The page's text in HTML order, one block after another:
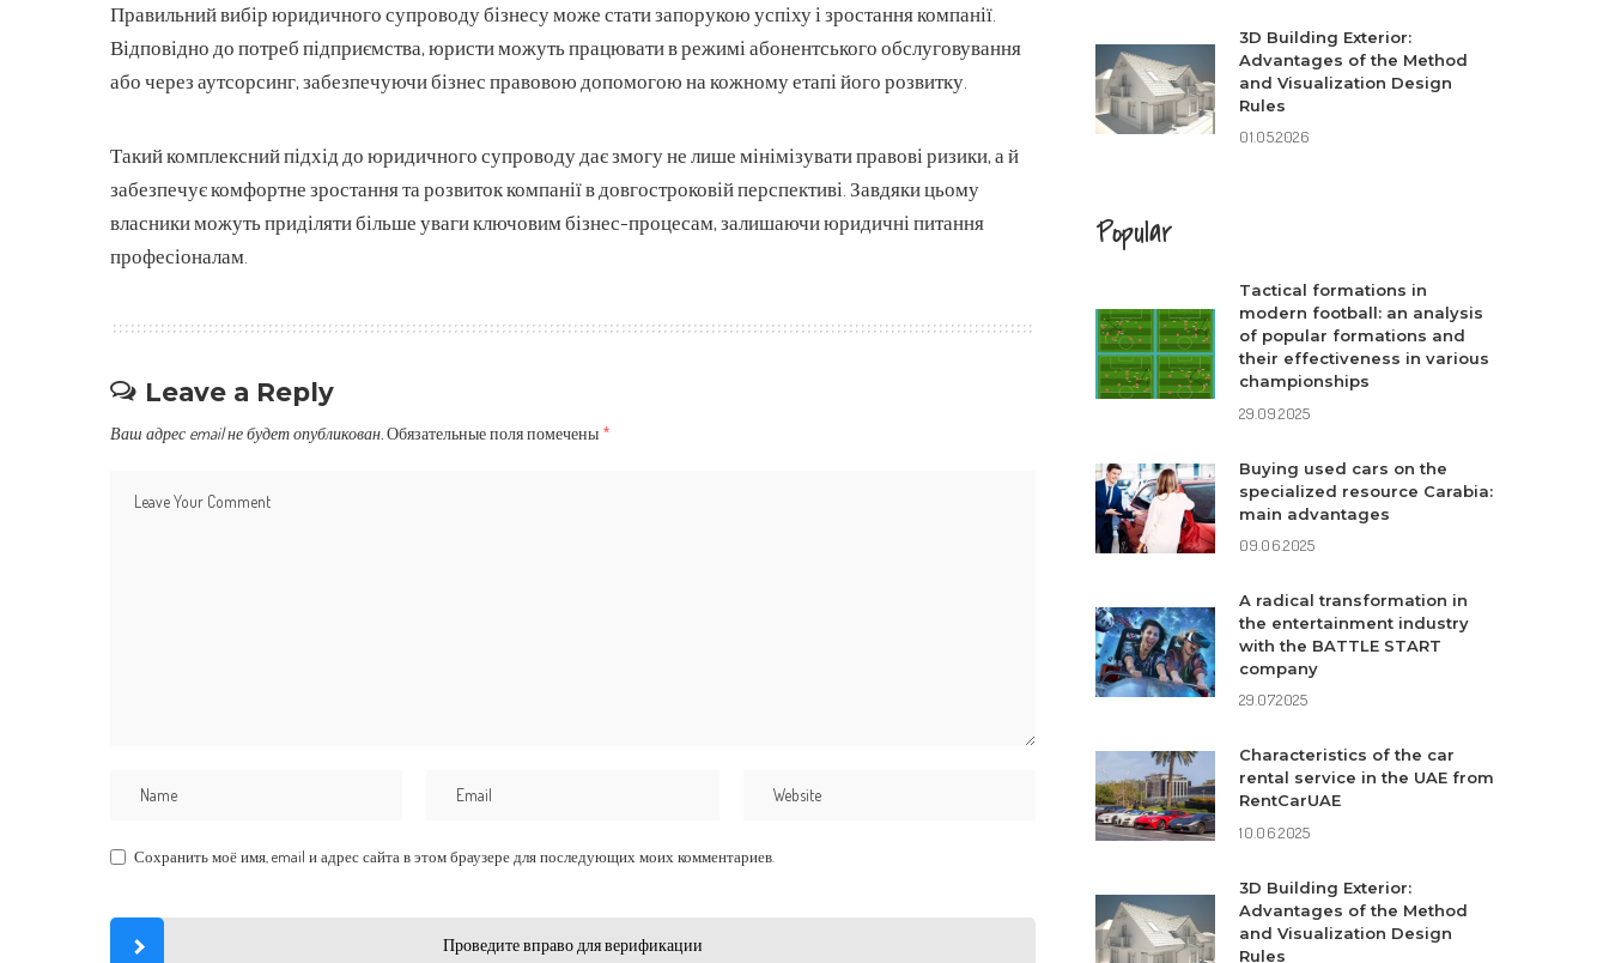
Правильний вибір юридичного супроводу бізнесу може стати запорукою успіху і зростання компанії.
Відповідно до потреб підприємства, юристи можуть працювати в режимі абонентського обслуговування
або через аутсорсинг, забезпечуючи бізнес правовою допомогою на кожному етапі його розвитку.
Такий комплексний підхід до юридичного супроводу дає змогу не лише мінімізувати правові ризики, а й
забезпечує комфортне зростання та розвиток компанії в довгостроковій перспективі. Завдяки цьому
власники можуть приділяти більше уваги ключовим бізнес-процесам, залишаючи юридичні питання
професіоналам.
Leave a Reply
Ваш адрес email не будет опубликован. Обязательные поля помечены *
Сохранить моё имя, email и адрес сайта в этом браузере для последующих моих комментариев.
Проведите вправо для верификации
3D Building Exterior:
Advantages of the Method
and Visualization Design
Rules
01.05.2026
Popular
Tactical formations in
modern football: an analysis
of popular formations and
their effectiveness in various
championships
29.09.2025
Buying used cars on the
specialized resource Carabia:
main advantages
09.06.2025
A radical transformation in
the entertainment industry
with the BATTLE START
company
29.07.2025
Characteristics of the car
rental service in the UAE from
RentCarUAE
10.06.2025
3D Building Exterior:
Advantages of the Method
and Visualization Design
Rules